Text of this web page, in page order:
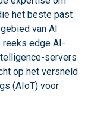
het beste past
van AI
reeks edge AI-
servers
op het versneld
(AIoT) voor